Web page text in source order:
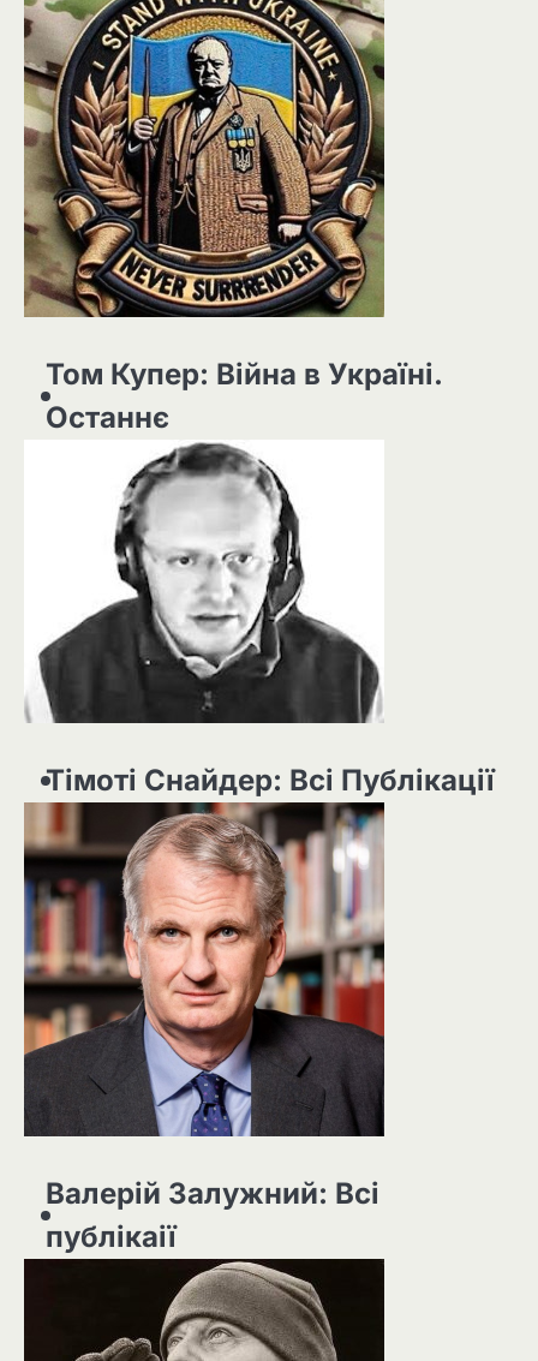
Том Купер: Війна в Україні.
Останнє
Тімоті Снайдер: Всі Публікації
Валерій Залужний: Всі
публікаії